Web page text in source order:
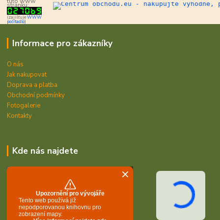
stránku:
(zajišťujeWWW
počítadlo)
Informace pro zákazníky
O nás
Jak nakupovat
Doprava a platba
Obchodní podmínky
Fotogalerie
Kontakty
Kde nás najdete